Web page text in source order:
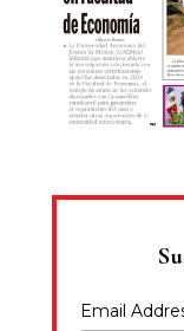
Email